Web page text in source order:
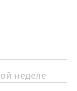
неделе